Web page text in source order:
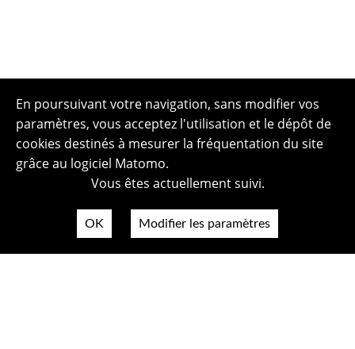
En poursuivant votre navigation, sans modifier vos
paramètres, vous acceptez l'utilisation et le dépôt de
cookies destinés à mesurer la fréquentation du site
grâce au logiciel Matomo.
Vous êtes actuellement suivi.
OK Modifier les paramètres